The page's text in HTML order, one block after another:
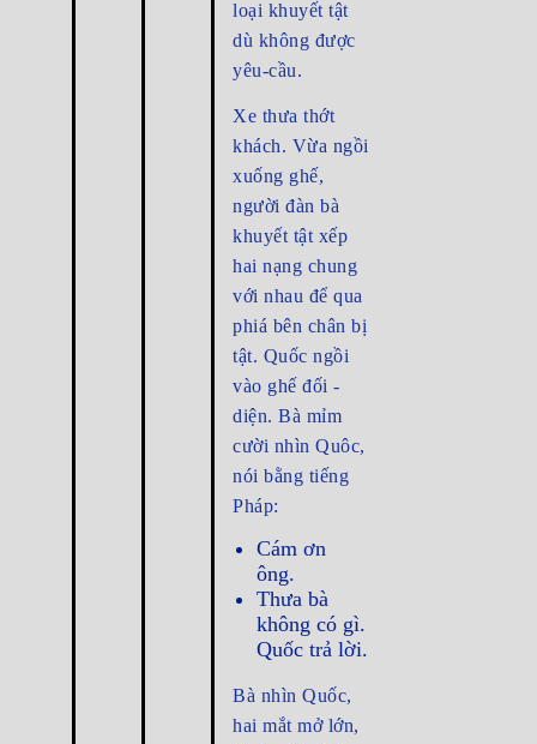
loại khuyết tật
dù không được
yêu-cầu.
Xe thưa thớt
khách. Vừa ngồi
xuống ghế,
người đàn bà
khuyết tật xếp
hai nạng chung
với nhau để qua
phiá bên chân bị
tật. Quốc ngồi
vào ghế đối -
diện. Bà mỉm
cười nhìn Quôc,
nói bằng tiếng
Pháp:
Cám ơn
ông.
Thưa bà
không có gì.
Quốc trả lời.
Bà nhìn Quốc,
hai mắt mở lớn,